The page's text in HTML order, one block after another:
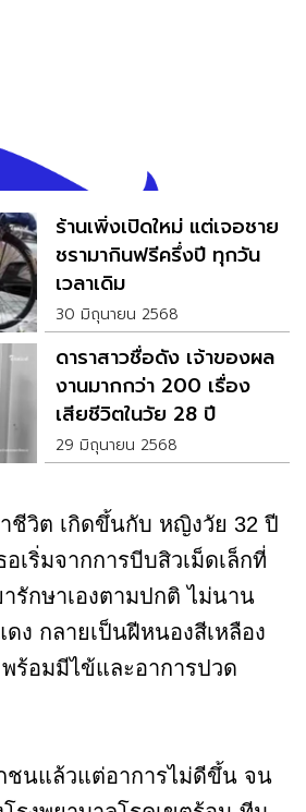
ร้านเพิ่งเปิดใหม่ แต่เจอชาย
ชรามากินฟรีครึ่งปี ทุกวัน
เวลาเดิม
30 มิถุนายน 2568
ดาราสาวชื่อดัง เจ้าของผล
งานมากกว่า 200 เรื่อง
เสียชีวิตในวัย 28 ปี
29 มิถุนายน 2568
ชีวิต เกิดขึ้นกับ หญิงวัย 32 ปี
เริ่มจากการบีบสิวเม็ดเล็กที่
รักษาเองตามปกติ ไม่นาน
ง กลายเป็นฝีหนองสีเหลือง
ร้อมมีไข้และอาการปวด
ชนแล้วแต่อาการไม่ดีขึ้น จน